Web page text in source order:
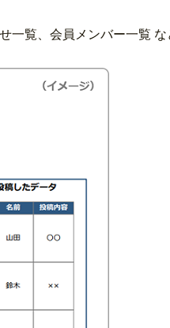
一覧、会員メンバー一覧 な